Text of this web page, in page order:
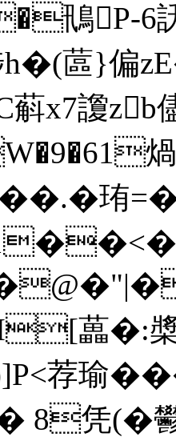
鳵P-6
蓲}偏
蔛x7讂
珛
藟�:槳v
荐瑜��
8凭(�